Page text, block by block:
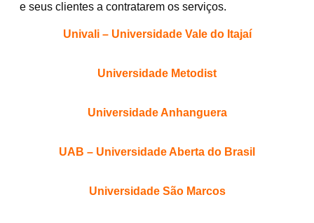
e seus clientes a contratarem os serviços.
Univali – Universidade Vale do Itajaí
Universidade Metodist
Universidade Anhanguera
UAB – Universidade Aberta do Brasil
Universidade São Marcos